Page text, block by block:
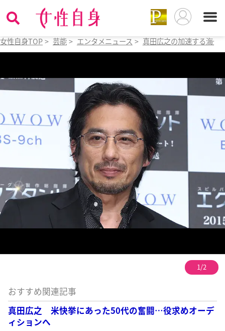
女性自身TOP > 芸能 > エンタメニュース > 真田広之の加速する海
1/2
おすすめ関連記事
真田広之 米快挙にあった50代の奮闘…役求めオーデ
ィションへ